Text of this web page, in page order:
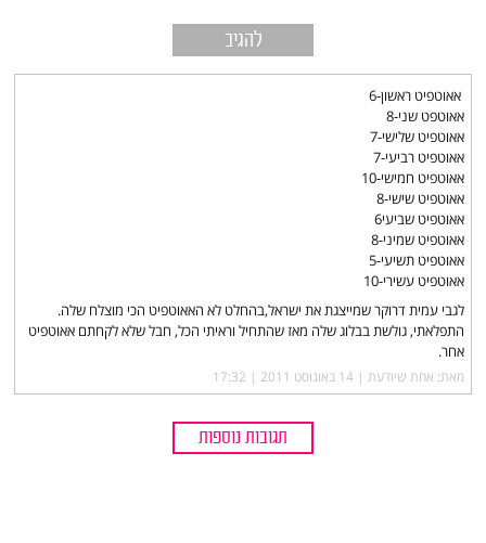
אאוטפיט ראשון-6
אאוטפט שני-8
אאוטפיט שלישי-7
אאוטפיט רביעי-7
אאוטפיט חמישי-10
אאוטפיט שישי-8
אאוטפיט שביעי6
אאוטפיט שמיני-8
אאוטפיט תשיעי-5
אאוטפיט עשירי-10
לגבי עמית דרוקר שמייצגת את ישראל,בהחלט לא האאוטפיט הכי מוצלח שלה.
התפלאתי, גולשת בבלוג שלה מאז שהתחיל וראיתי הכל, חבל שלא לקחתם אאוטפיט
אחר.
מאת: אחת שיודעת |‏14 באוגוסט 2011 | 17:32
תגובות נוספות